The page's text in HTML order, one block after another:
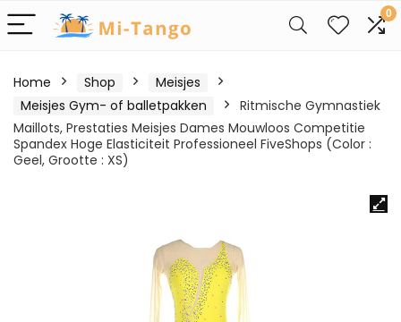
0
Home Shop
Meisjes
Meisjes Gym- of balletpakken
Ritmische Gymnastiek
Maillots, Prestaties Meisjes Dames Mouwloos Competitie
Spandex Hoge Elasticiteit Professioneel FiveShops (Color :
Geel, Grootte : XS)